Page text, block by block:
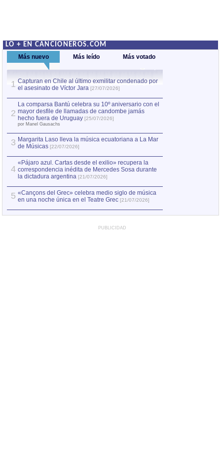
LO + EN CANCIONEROS.COM
Más nuevo Más leído Más votado
1 Capturan en Chile al último exmilitar condenado por
el asesinato de Víctor Jara [27/07/2026]
2
La comparsa Bantú celebra su 10º aniversario con el
mayor desfile de llamadas de candombe jamás
hecho fuera de Uruguay [25/07/2026]
por Manel Gausachs
3 Margarita Laso lleva la música ecuatoriana a La Mar
de Músicas [22/07/2026]
4
«Pájaro azul. Cartas desde el exilio» recupera la
correspondencia inédita de Mercedes Sosa durante
la dictadura argentina [21/07/2026]
5 «Cançons del Grec» celebra medio siglo de música
en una noche única en el Teatre Grec [21/07/2026]
PUBLICIDAD